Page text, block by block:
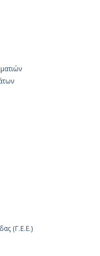
(Γ.Ε.Ε.)